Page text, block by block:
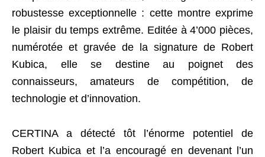
robustesse exceptionnelle : cette montre exprime
le plaisir du temps extrême. Editée à 4’000 pièces,
numérotée et gravée de la signature de Robert
Kubica, elle se destine au poignet des
connaisseurs, amateurs de compétition, de
technologie et d’innovation.
CERTINA a détecté tôt l’énorme potentiel de
Robert Kubica et l’a encouragé en devenant l’un